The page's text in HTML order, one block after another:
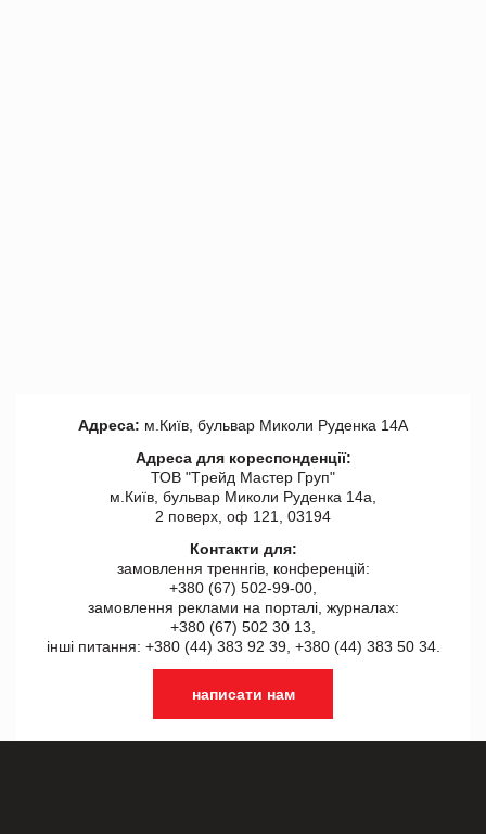
Адреса: м.Київ, бульвар Миколи Руденка 14А
Адреса для кореспонденції:
ТОВ "Tрейд Мастер Груп"
м.Київ, бульвар Миколи Руденка 14а,
2 поверх, оф 121, 03194
Контакти для:
замовлення треннгів, конференцій:
+380 (67) 502-99-00,
замовлення реклами на порталі, журналах:
+380 (67) 502 30 13,
інші питання: +380 (44) 383 92 39, +380 (44) 383 50 34.
написати нам